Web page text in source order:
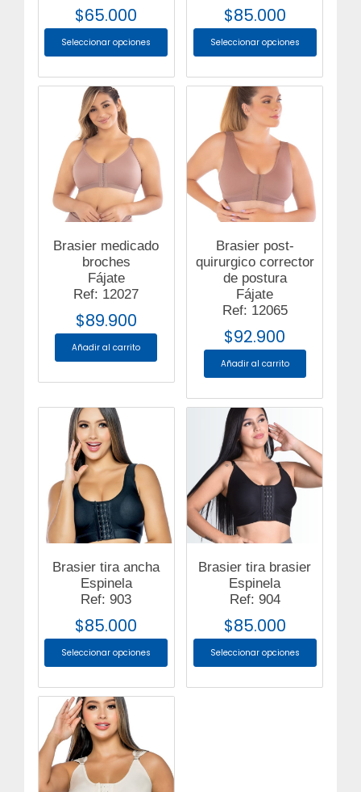
$65.000
Seleccionar opciones
$85.000
Seleccionar opciones
Brasier medicado
broches
Fájate
Ref: 12027
$89.900
Añadir al carrito
Brasier post-
quirurgico corrector
de postura
Fájate
Ref: 12065
$92.900
Añadir al carrito
Brasier tira ancha
Espinela
Ref: 903
$85.000
Seleccionar opciones
Brasier tira brasier
Espinela
Ref: 904
$85.000
Seleccionar opciones